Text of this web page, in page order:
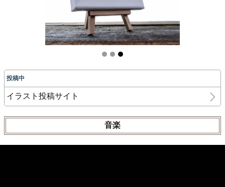
投稿中
イラスト投稿サイト
音楽